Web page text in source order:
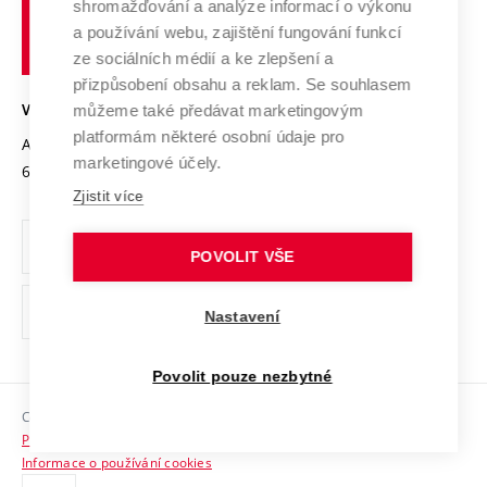
Transfer znalostí
Open Science
Projekty
Projekty ze strukturálních fondů
Specifický výzkum
Služby univerzity
Mezinárodní dohody
Univerzitní sítě
Udržitelná univerzita
Podnikavá univerzita / ContriBUTe
Bezpečná univerzita
Vyznamenání
Organizační struktura
Ochrana osobních údajů
odkaz)
Sociální bezpečí
HR Award
učení
technické
VYSOKÉ UČENÍ TECHNICKÉ V BRNĚ
Antonínská 548/1
602 00 Brno
www.vut.cz
vut@vutbr.cz
Copyright © 2026 VUT
Prohlášení o přístupnosti
Informace o používání cookies
shromažďování a analýze informací o výkonu
a používání webu, zajištění fungování funkcí
ze sociálních médií a ke zlepšení a
přizpůsobení obsahu a reklam. Se souhlasem
můžeme také předávat marketingovým
platformám některé osobní údaje pro
marketingové účely.
Zjistit více
POVOLIT VŠE
Nastavení
Povolit pouze nezbytné